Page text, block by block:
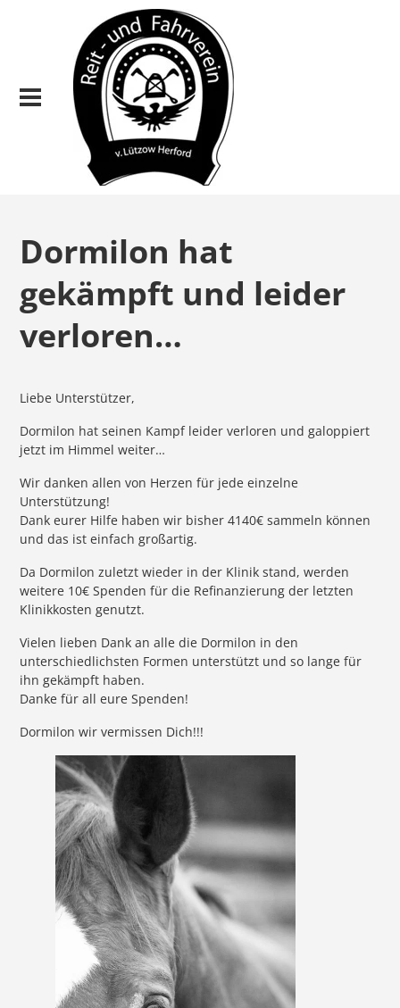
Dormilon hat
gekämpft und leider
verloren…
Liebe Unterstützer,
Dormilon hat seinen Kampf leider verloren und galoppiert
jetzt im Himmel weiter…
Wir danken allen von Herzen für jede einzelne
Unterstützung!
Dank eurer Hilfe haben wir bisher 4140€ sammeln können
und das ist einfach großartig.
Da Dormilon zuletzt wieder in der Klinik stand, werden
weitere 10€ Spenden für die Refinanzierung der letzten
Klinikkosten genutzt.
Vielen lieben Dank an alle die Dormilon in den
unterschiedlichsten Formen unterstützt und so lange für
ihn gekämpft haben.
Danke für all eure Spenden!
Dormilon wir vermissen Dich!!!